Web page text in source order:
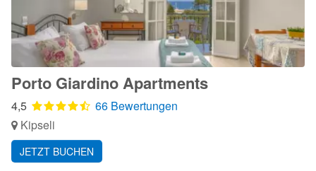
Porto Giardino Apartments
4,5
66 Bewertungen
Kipseli
JETZT BUCHEN